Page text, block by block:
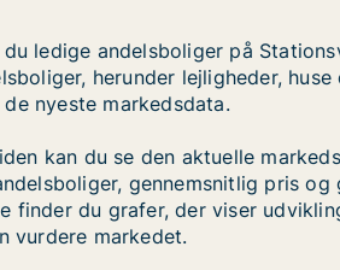
du ledige andelsboliger på
herunder lejligheder,
nyeste markedsdata.
kan du se den aktuelle
gennemsnitlig pris og
finder du grafer, der viser
vurdere markedet.